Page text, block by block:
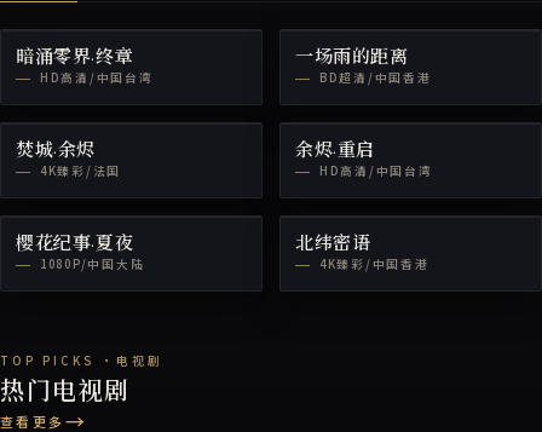
暗涌零界·终章
HD高清/中国台湾
一场雨的距离
BD超清/中国香港
焚城·余烬
4K臻彩/法国
余烬·重启
HD高清/中国台湾
樱花纪事·夏夜
1080P/中国大陆
北纬密语
4K臻彩/中国香港
热门电视剧
查看更多